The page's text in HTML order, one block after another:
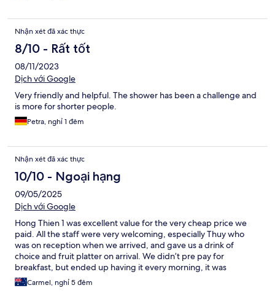
Nhận xét đã xác thực
8/10 - Rất tốt
08/11/2023
Dịch với Google
Very friendly and helpful. The shower has been a challenge and
is more for shorter people.
Petra, nghỉ 1 đêm
Nhận xét đã xác thực
10/10 - Ngoại hạng
09/05/2025
Dịch với Google
Hong Thien 1 was excellent value for the very cheap price we
paid. All the staff were very welcoming, especially Thuy who
was on reception when we arrived, and gave us a drink of
choice and fruit platter on arrival. We didn’t pre pay for
breakfast, but ended up having it every morning, it was
delicious and so much food. The only thing was we had to pay in
cash as we were checking out, 70,000 per person per day,
Carmel, nghỉ 5 đêm